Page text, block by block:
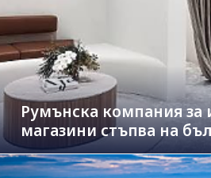
Румънска компания за
магазини стъпва на